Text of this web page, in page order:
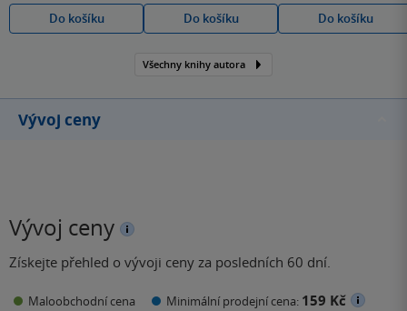
Do košíku
Do košíku
Do košíku
Všechny knihy autora
Vývoj ceny
Vývoj ceny
Získejte přehled o vývoji ceny za posledních 60 dní.
Maloobchodní cena Minimální prodejní cena: 159 Kč